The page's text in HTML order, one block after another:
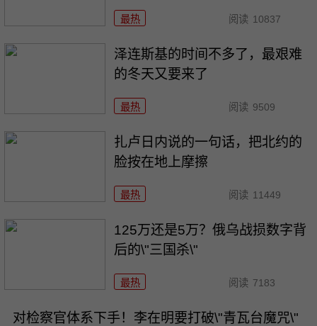
最热 阅读 10837
泽连斯基的时间不多了，最艰难
的冬天又要来了
最热 阅读 9509
扎卢日内说的一句话，把北约的
脸按在地上摩擦
最热 阅读 11449
125万还是5万？俄乌战损数字背
后的\"三国杀\"
最热 阅读 7183
对检察官体系下手！李在明要打破\"青瓦台魔咒\"